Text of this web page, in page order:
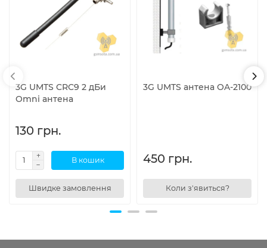
3G UMTS CRC9 2 дБи
Omni антена
130 грн.
В кошик
Швидке замовлення
3G UMTS антена OA-2100
450 грн.
Коли з'явиться?